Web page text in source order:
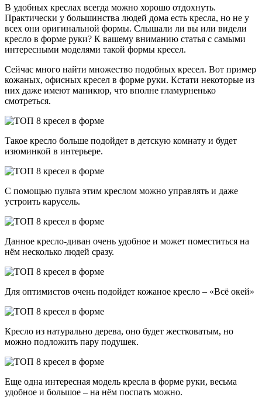
В удобных креслах всегда можно хорошо отдохнуть.
Практически у большинства людей дома есть кресла, но не у
всех они оригинальной формы. Слышали ли вы или видели
кресло в форме руки? К вашему вниманию статья с самыми
интересными моделями такой формы кресел.
Сейчас много найти множество подобных кресел. Вот пример
кожаных, офисных кресел в форме руки. Кстати некоторые из
них даже имеют маникюр, что вполне гламурненько
смотреться.
Такое кресло больше подойдет в детскую комнату и будет
изюминкой в интерьере.
С помощью пульта этим креслом можно управлять и даже
устроить карусель.
Данное кресло-диван очень удобное и может поместиться на
нём несколько людей сразу.
Для оптимистов очень подойдет кожаное кресло – «Всё окей»
Кресло из натурально дерева, оно будет жестковатым, но
можно подложить пару подушек.
Еще одна интересная модель кресла в форме руки, весьма
удобное и большое – на нём поспать можно.